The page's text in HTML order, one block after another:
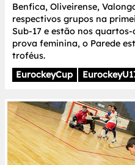
Benfica, Oliveirense,
respectivos grupos na
Sub-17 e estão nos
prova feminina, o Parede
troféus.
EurockeyCup